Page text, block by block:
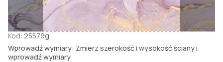
Kod: 25579g
Wprowadź wymiary: Zmierz szerokość i wysokość ściany i
wprowadź wymiary